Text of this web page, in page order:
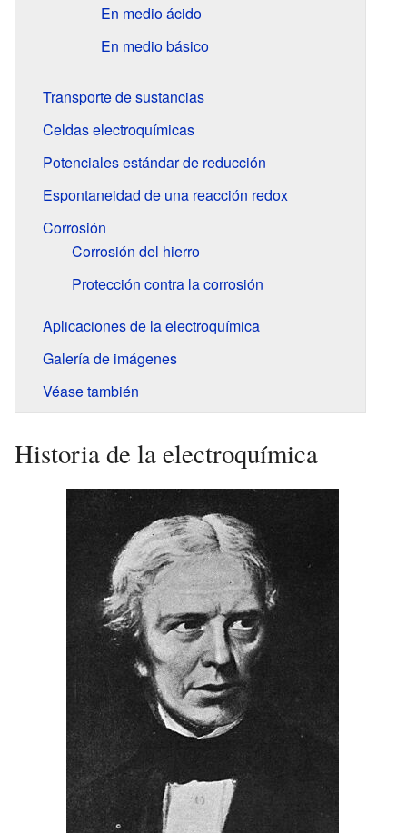
En medio ácido
En medio básico
Transporte de sustancias
Celdas electroquímicas
Potenciales estándar de reducción
Espontaneidad de una reacción redox
Corrosión
Corrosión del hierro
Protección contra la corrosión
Aplicaciones de la electroquímica
Galería de imágenes
Véase también
Historia de la electroquímica